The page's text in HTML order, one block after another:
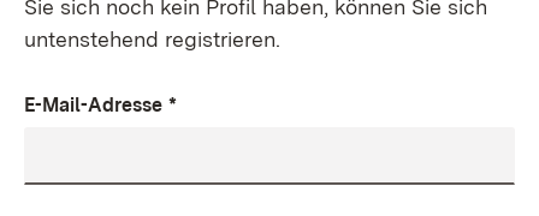
Sie sich noch kein Profil haben, können Sie sich
untenstehend registrieren.
E-Mail-Adresse *